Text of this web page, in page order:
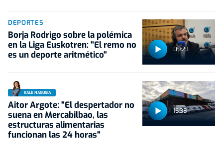
09:23
DEPORTES
Borja Rodrigo sobre la polémica
en la Liga Euskotren: "El remo no
es un deporte aritmético"
16:38
KALE NAGUSIA
Aitor Argote: "El despertador no
suena en Mercabilbao, las
estructuras alimentarias
funcionan las 24 horas"